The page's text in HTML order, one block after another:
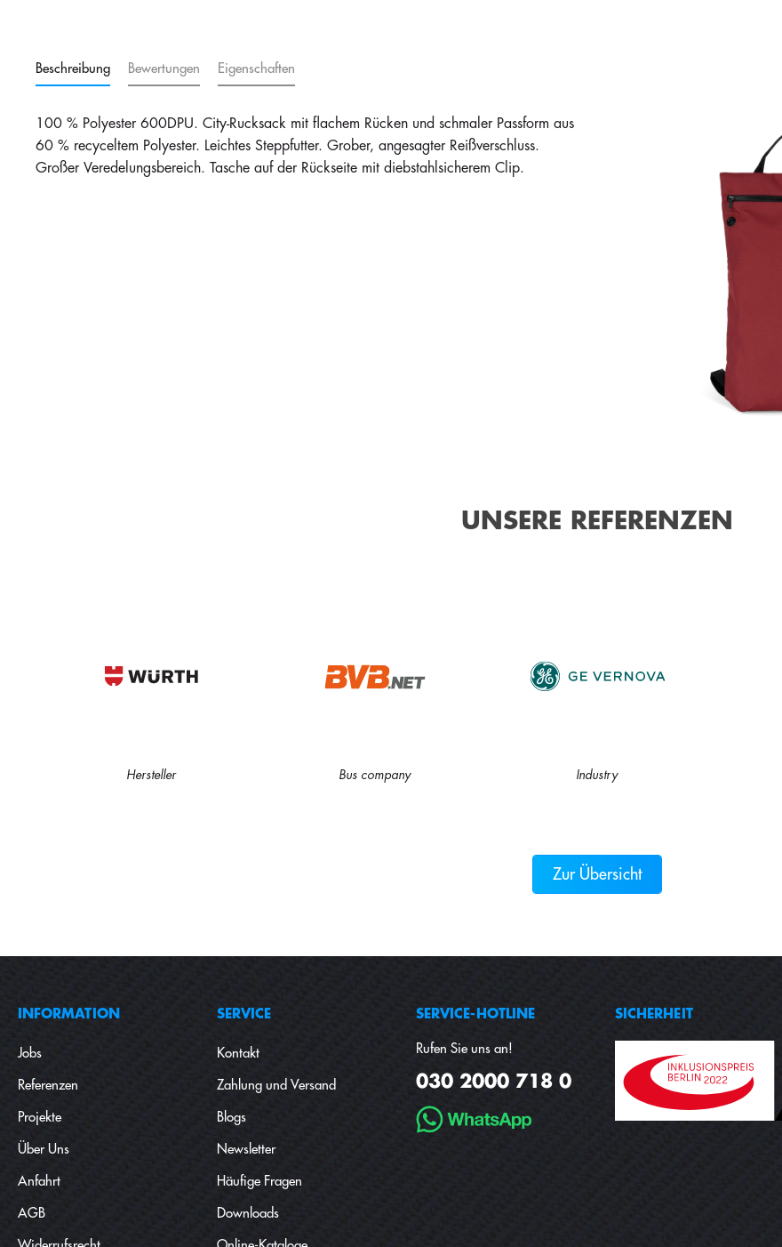
Beschreibung Bewertungen Eigenschaften
100 % Polyester 600DPU. City-Rucksack mit flachem Rücken und schmaler Passform aus
60 % recyceltem Polyester. Leichtes Steppfutter. Grober, angesagter Reißverschluss.
Großer Veredelungsbereich. Tasche auf der Rückseite mit diebstahlsicherem Clip.
UNSERE REFERENZEN
Hersteller Bus company Industry
Zur Übersicht
INFORMATION
Jobs
Referenzen
Projekte
Über Uns
Anfahrt
AGB
SERVICE
Kontakt
Zahlung und Versand
Blogs
Newsletter
Häufige Fragen
Downloads
SERVICE-HOTLINE
Rufen Sie uns an!
030 2000 718 0
SICHERHEIT